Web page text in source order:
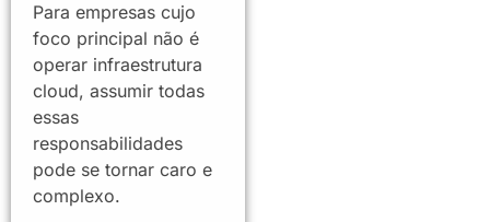
Para empresas cujo
foco principal não é
operar infraestrutura
cloud, assumir todas
essas
responsabilidades
pode se tornar caro e
complexo.